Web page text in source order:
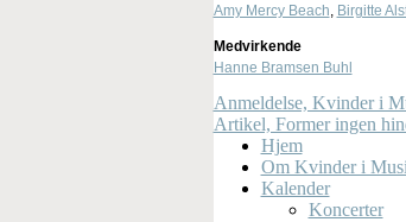
Amy Mercy Beach, Birgitte
Medvirkende
Hanne Bramsen Buhl
Anmeldelse, Kvinder i
Artikel, Former ingen
Hjem
Om Kvinder i
Kalender
Koncerter